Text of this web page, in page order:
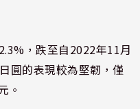
，跌至自2022年11月
圓的表現較為堅韌，僅
。